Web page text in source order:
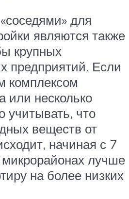
для
являются также
крупных
предприятий. Если
комплексом
или несколько
учитывать, что
веществ от
начиная с 7
микрорайонах лучше
на более низких